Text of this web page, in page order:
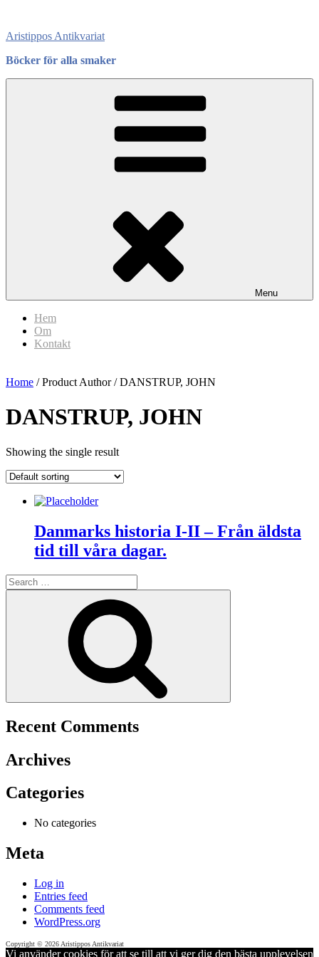
content
Aristippos Antikvariat
Böcker för alla smaker
Menu
Hem
Om
Kontakt
Home / Product Author / DANSTRUP, JOHN
DANSTRUP, JOHN
Showing the single result
Danmarks historia I-II – Från äldsta
tid till våra dagar.
Search
for:
Recent Comments
Archives
Categories
No categories
Meta
Log in
Entries feed
Comments feed
WordPress.org
Copyright © 2026 Aristippos Antikvariat
Vi använder cookies för att se till att vi ger dig den bästa upplevelsen